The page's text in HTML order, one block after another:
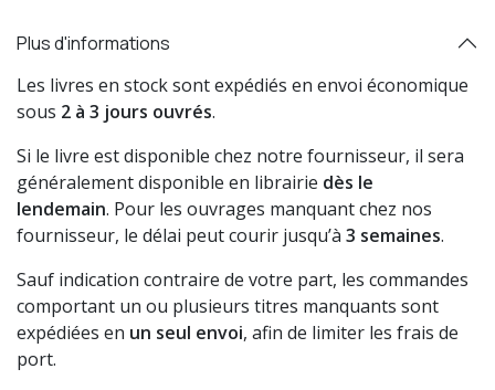
Plus d'informations
Les livres en stock sont expédiés en envoi économique
sous 2 à 3 jours ouvrés.
Si le livre est disponible chez notre fournisseur, il sera
généralement disponible en librairie dès le
lendemain. Pour les ouvrages manquant chez nos
fournisseur, le délai peut courir jusqu’à 3 semaines.
Sauf indication contraire de votre part, les commandes
comportant un ou plusieurs titres manquants sont
expédiées en un seul envoi, afin de limiter les frais de
port.